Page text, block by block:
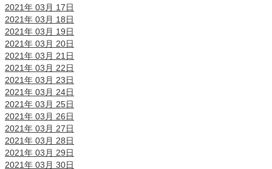
2021年 03月 17日
2021年 03月 18日
2021年 03月 19日
2021年 03月 20日
2021年 03月 21日
2021年 03月 22日
2021年 03月 23日
2021年 03月 24日
2021年 03月 25日
2021年 03月 26日
2021年 03月 27日
2021年 03月 28日
2021年 03月 29日
2021年 03月 30日